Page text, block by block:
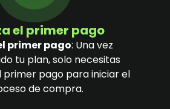
el primer pago
primer pago: Una vez
tu plan, solo necesitas
pago para iniciar el
de compra.